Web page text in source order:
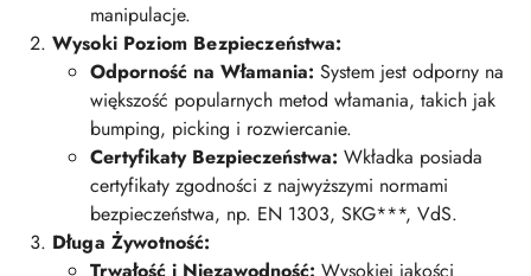
manipulacje.
Wysoki Poziom Bezpieczeństwa:
Odporność na Włamania: System jest odporny na
większość popularnych metod włamania, takich jak
bumping, picking i rozwiercanie.
Certyfikaty Bezpieczeństwa: Wkładka posiada
certyfikaty zgodności z najwyższymi normami
bezpieczeństwa, np. EN 1303, SKG***, VdS.
Długa Żywotność:
Trwałość i Niezawodność: Wysokiej jakości